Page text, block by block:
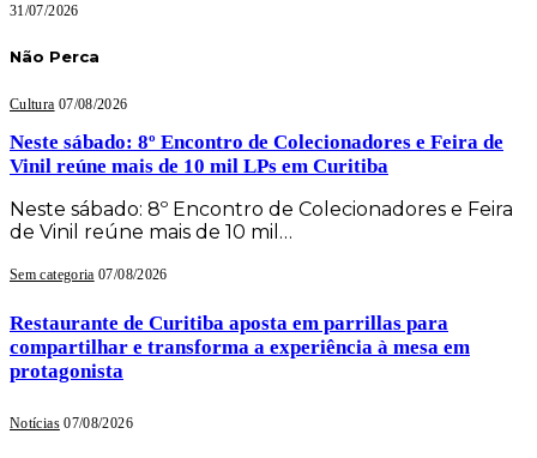
31/07/2026
Não Perca
Cultura 07/08/2026
Neste sábado: 8º Encontro de Colecionadores e Feira de
Vinil reúne mais de 10 mil LPs em Curitiba
Neste sábado: 8º Encontro de Colecionadores e Feira
de Vinil reúne mais de 10 mil…
Sem categoria 07/08/2026
Restaurante de Curitiba aposta em parrillas para
compartilhar e transforma a experiência à mesa em
protagonista
Notícias 07/08/2026